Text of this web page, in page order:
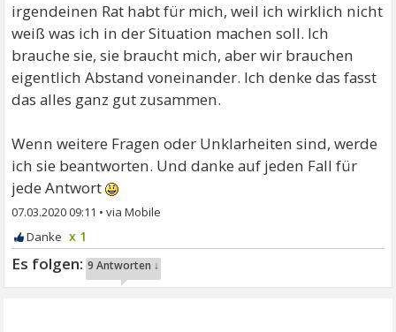
irgendeinen Rat habt für mich, weil ich wirklich nicht
weiß was ich in der Situation machen soll. Ich
brauche sie, sie braucht mich, aber wir brauchen
eigentlich Abstand voneinander. Ich denke das fasst
das alles ganz gut zusammen.
Wenn weitere Fragen oder Unklarheiten sind, werde
ich sie beantworten. Und danke auf jeden Fall für
jede Antwort
07.03.2020 09:11 •
x 1
9 Antworten ↓